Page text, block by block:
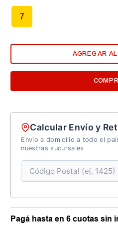
7
AGREGAR
Calcular Envío y
Envío a domicilio a todo el
nuestras sucursales
Pagá hasta en 6 cuotas sin